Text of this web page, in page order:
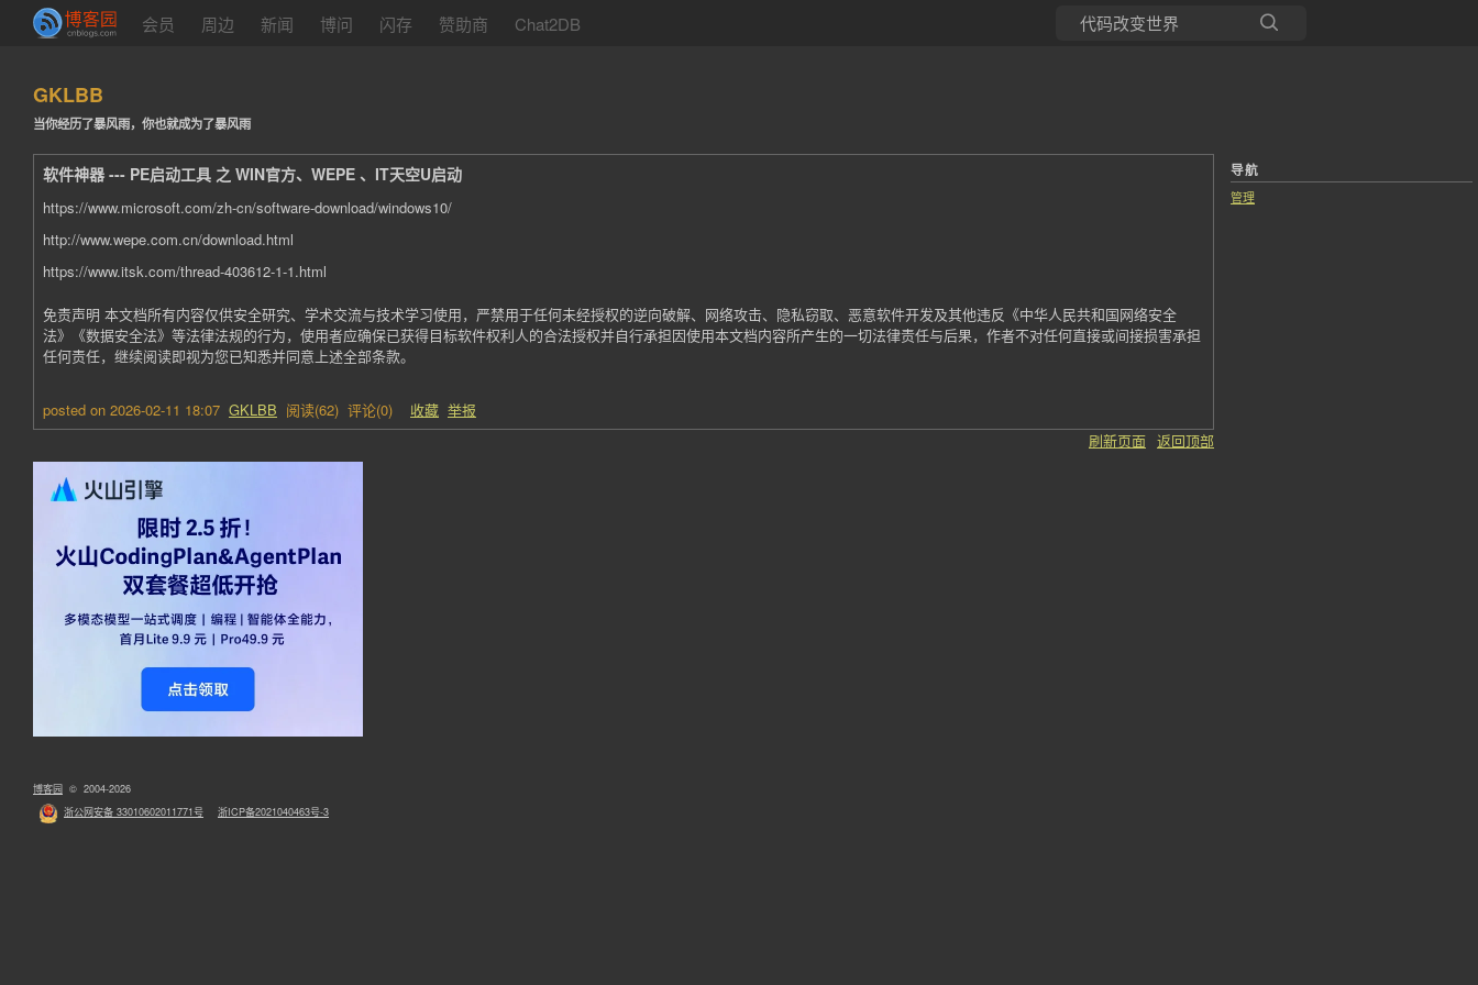
会员 周边 新闻 博问 闪存 赞助商 Chat2DB
GKLBB
当你经历了暴风雨，你也就成为了暴风雨
导航
管理
软件神器 --- PE启动工具 之 WIN官方、WEPE 、IT天空U启动
https://www.microsoft.com/zh-cn/software-download/windows10/
http://www.wepe.com.cn/download.html
https://www.itsk.com/thread-403612-1-1.html
免责声明 本文档所有内容仅供安全研究、学术交流与技术学习使用，严禁用于任何未经授权的逆向破解、网络攻击、隐私窃取、恶意软件开发及其他违反《中华人民共和国网络安全
法》《数据安全法》等法律法规的行为，使用者应确保已获得目标软件权利人的合法授权并自行承担因使用本文档内容所产生的一切法律责任与后果，作者不对任何直接或间接损害承担
任何责任，继续阅读即视为您已知悉并同意上述全部条款。
posted on 2026-02-11 18:07 GKLBB 阅读(62) 评论(0) 收藏 举报
刷新页面 返回顶部
博客园 © 2004-2026
浙公网安备 33010602011771号
浙ICP备2021040463号-3